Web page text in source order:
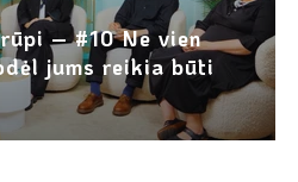
– #10 Ne vien
jums reikia būti